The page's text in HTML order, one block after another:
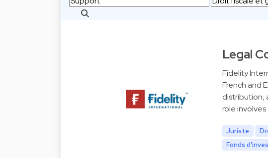
Legal
Fidelity
French and
distribution,
role involves
Juriste
Fonds